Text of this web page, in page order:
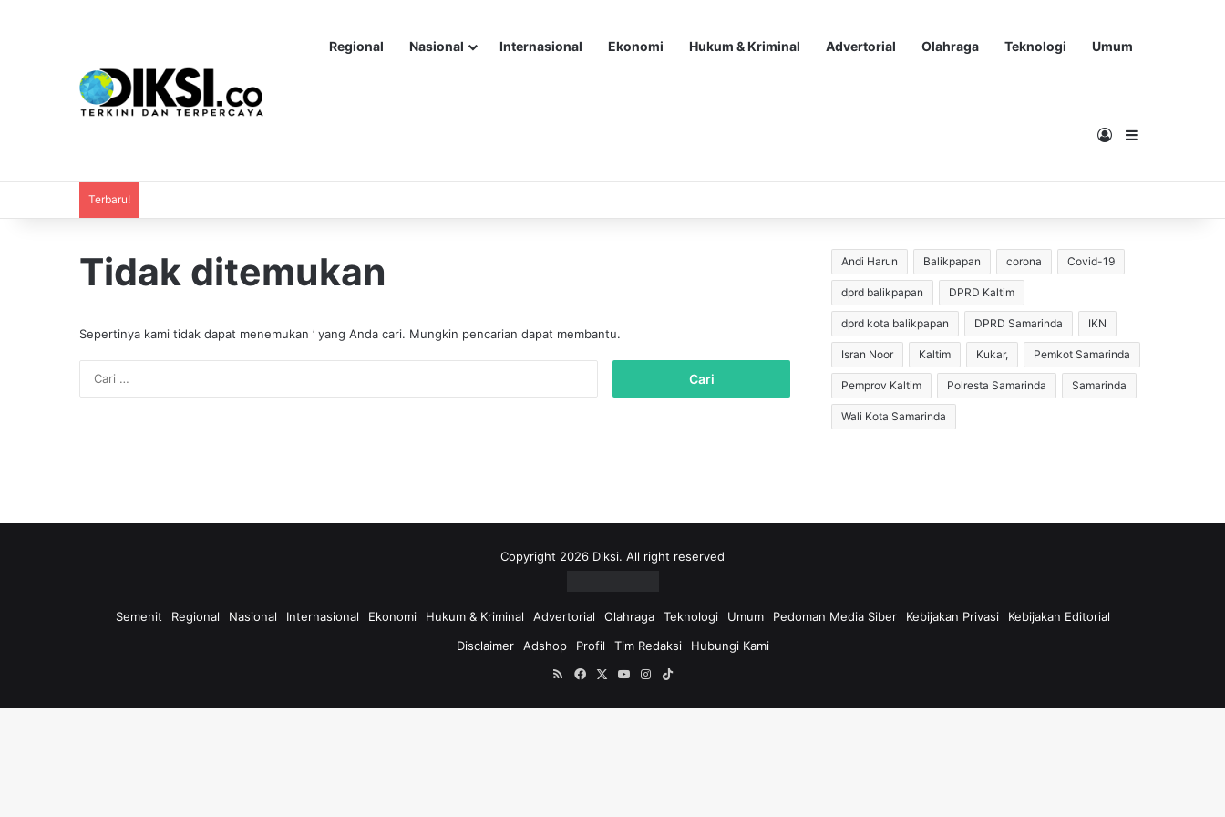
Regional Nasional Internasional Ekonomi Hukum & Kriminal Advertorial Olahraga Teknologi Umum
Masuk
Terbaru!
Tidak ditemukan
Sepertinya kami tidak dapat menemukan ’ yang Anda cari. Mungkin pencarian dapat membantu.
k
Andi Harun Balikpapan corona Covid-19
dprd balikpapan DPRD Kaltim
dprd kota balikpapan DPRD Samarinda IKN
Isran Noor Kaltim Kukar, Pemkot Samarinda
Pemprov Kaltim Polresta Samarinda Samarinda
Wali Kota Samarinda
Copyright 2026 Diksi. All right reserved
Semenit Regional Nasional Internasional Ekonomi Hukum & Kriminal Advertorial Olahraga Teknologi Umum Pedoman Media Siber Kebijakan Privasi
Kebijakan Editorial
Disclaimer
Adshop Profil Tim Redaksi
Hubungi Kami
RSSFacebookYouTubeInstagram
TikTok